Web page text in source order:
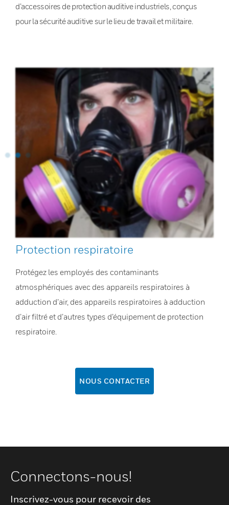
d’accessoires de protection auditive industriels, conçus
pour la sécurité auditive sur le lieu de travail et militaire.
Protection respiratoire
Protégez les employés des contaminants
atmosphériques avec des appareils respiratoires à
adduction d’air, des appareils respiratoires à adduction
d’air filtré et d’autres types d’équipement de protection
respiratoire.
NOUS CONTACTER
Connectons-nous!
Inscrivez-vous pour recevoir des